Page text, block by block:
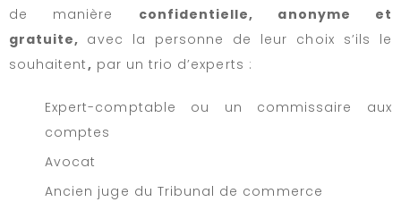
de manière confidentielle, anonyme et
gratuite, avec la personne de leur choix s’ils le
souhaitent, par un trio d’experts :
Expert-comptable ou un commissaire aux
comptes
Avocat
Ancien juge du Tribunal de commerce